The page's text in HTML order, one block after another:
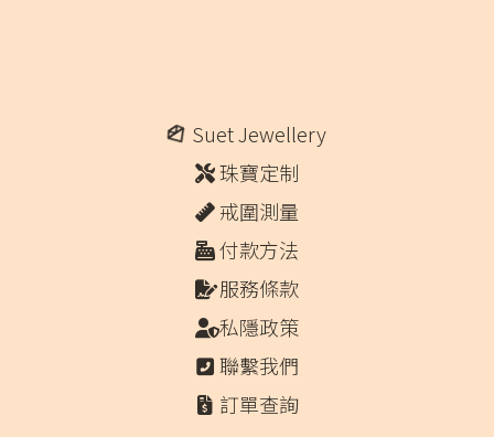
Suet Jewellery
珠寶定制
戒圍測量
付款方法
服務條款
私隱政策
聯繫我們
訂單查詢